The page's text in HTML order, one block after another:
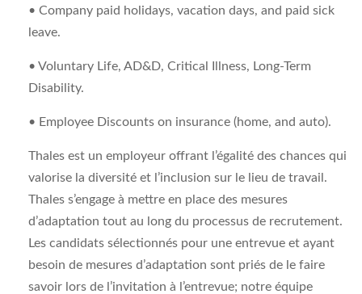
• Company paid holidays, vacation days, and paid sick
leave.
• Voluntary Life, AD&D, Critical Illness, Long-Term
Disability.
• Employee Discounts on insurance (home, and auto).
Thales est un employeur offrant l’égalité des chances qui
valorise la diversité et l’inclusion sur le lieu de travail.
Thales s’engage à mettre en place des mesures
d’adaptation tout au long du processus de recrutement.
Les candidats sélectionnés pour une entrevue et ayant
besoin de mesures d’adaptation sont priés de le faire
savoir lors de l’invitation à l’entrevue; notre équipe